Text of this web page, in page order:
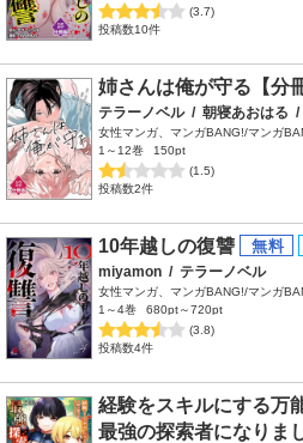
(3.7)
投稿数10件
姉さんは俺が守る【分
テラーノベル / 朝寝あおはる /
女性マンガ、マンガBANG!/マンガ
1～12巻
150pt
(1.5)
投稿数2件
10年越しの復讐
miyamon / テラーノベル
女性マンガ、マンガBANG!/マンガ
1～4巻
680pt～720pt
(3.8)
投稿数4件
経験をスキルにする万
最強の探索者になりま